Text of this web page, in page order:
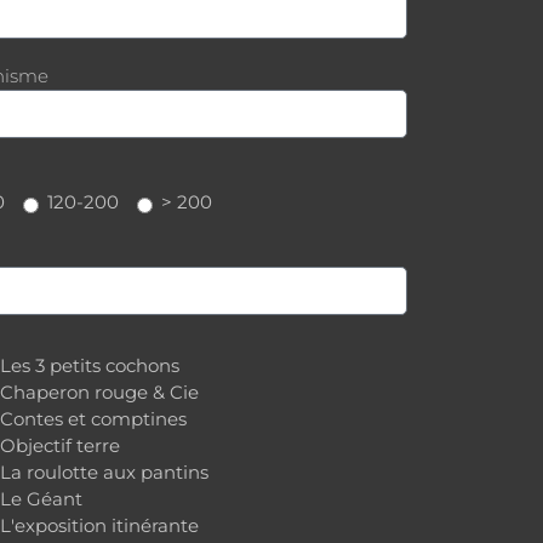
120-200 > 200
Les 3 petits cochons
Chaperon rouge & Cie
Contes et comptines
Objectif terre
La roulotte aux pantins
Le Géant
L'exposition itinérante